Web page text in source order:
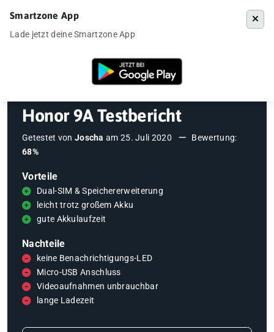
Testberichte Honor 9A Testbericht
Honor 9A Testbericht
Getestet von Joscha am 25. Juli 2020
Bewertung:
68%
Vorteile
Dual-SIM & Speichererweiterung
leicht trotz großem Akku
gute Akkulaufzeit
Nachteile
keine Benachrichtigungs-LED
Micro-USB Anschluss
Videoaufnahmen unbrauchbar
lange Ladezeit
Smartzone App
Lade jetzt deine Smartzone App